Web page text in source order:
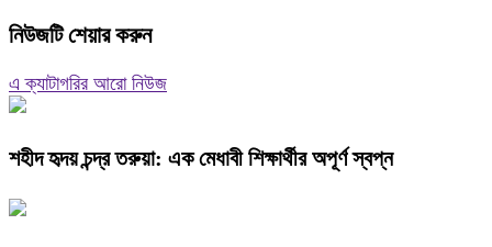
নিউজটি শেয়ার করুন
এ ক্যাটাগরির আরো নিউজ
শহীদ হৃদয় চন্দ্র তরুয়া: এক মেধাবী শিক্ষার্থীর অপূর্ণ স্বপ্ন